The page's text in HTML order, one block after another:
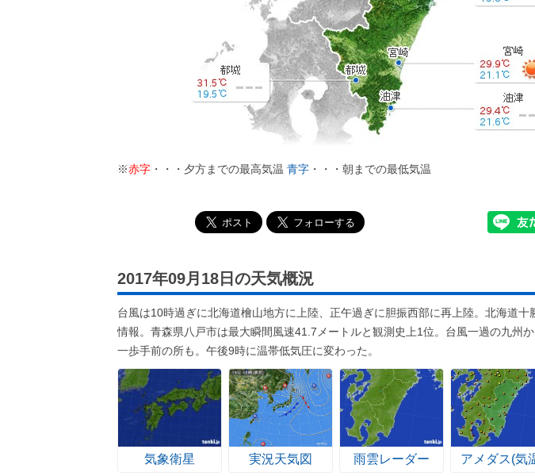
※赤字 ・・・夕方までの最高気温 青字 ・・・朝までの最低気温
2017年09月18日の天気概況
台風は10時過ぎに北海道檜山地方に上陸、正午過ぎに胆振西部に再上陸。北海道十
情報。青森県八戸市は最大瞬間風速41.7メートルと観測史上1位。台風一過の九州
一歩手前の所も。午後9時に温帯低気圧に変わった。
気象衛星 実況天気図 雨雲レーダー アメダス(気